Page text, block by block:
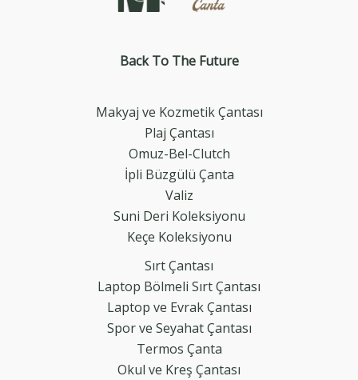
Back To The Future
Makyaj ve Kozmetik Çantası
Plaj Çantası
Omuz-Bel-Clutch
İpli Büzgülü Çanta
Valiz
Suni Deri Koleksiyonu
Keçe Koleksiyonu
Sırt Çantası
Laptop Bölmeli Sırt Çantası
Laptop ve Evrak Çantası
Spor ve Seyahat Çantası
Termos Çanta
Okul ve Kreş Çantası